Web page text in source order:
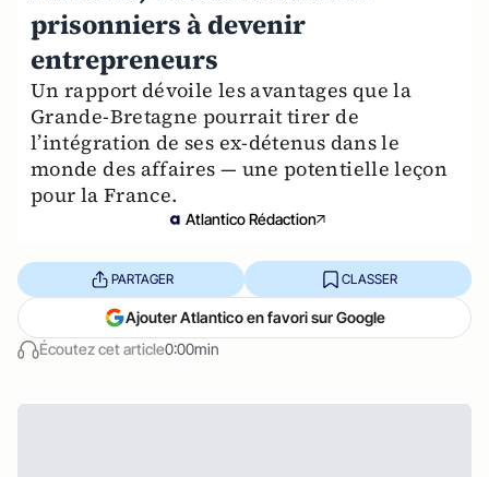
prisonniers à devenir
entrepreneurs
Un rapport dévoile les avantages que la
Grande-Bretagne pourrait tirer de
l’intégration de ses ex-détenus dans le
monde des affaires — une potentielle leçon
pour la France.
Atlantico Rédaction
Écoutez cet article0:00min
PARTAGER CLASSER
Ajouter Atlantico en favori sur Google